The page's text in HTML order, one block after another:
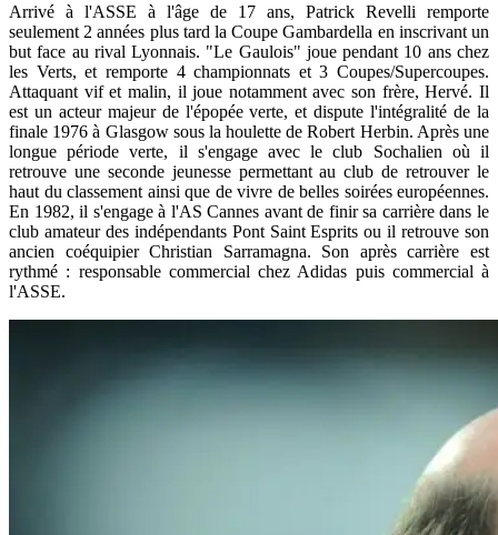
Arrivé à l'ASSE à l'âge de 17 ans, Patrick Revelli remporte
seulement 2 années plus tard la Coupe Gambardella en inscrivant un
but face au rival Lyonnais. "Le Gaulois" joue pendant 10 ans chez
les Verts, et remporte 4 championnats et 3 Coupes/Supercoupes.
Attaquant vif et malin, il joue notamment avec son frère, Hervé. Il
est un acteur majeur de l'épopée verte, et dispute l'intégralité de la
finale 1976 à Glasgow sous la houlette de Robert Herbin. Après une
longue période verte, il s'engage avec le club Sochalien où il
retrouve une seconde jeunesse permettant au club de retrouver le
haut du classement ainsi que de vivre de belles soirées européennes.
En 1982, il s'engage à l'AS Cannes avant de finir sa carrière dans le
club amateur des indépendants Pont Saint Esprits ou il retrouve son
ancien coéquipier Christian Sarramagna. Son après carrière est
rythmé : responsable commercial chez Adidas puis commercial à
l'ASSE.